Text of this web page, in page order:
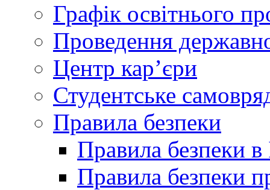
Графік освітнього
Проведення
Центр кар’єри
Студентське
Правила безпеки
Правила безпеки в
Правила безпеки